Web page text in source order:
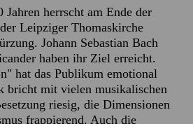
herrscht am Ende der
Leipziger Thomaskirche
Johann Sebastian Bach
haben ihr Ziel erreicht.
hat das Publikum emotional
bricht mit vielen musikalischen
riesig, die Dimensionen
frappierend. Auch die